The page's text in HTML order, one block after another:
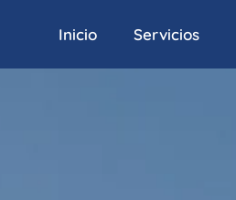
Inicio Servicios